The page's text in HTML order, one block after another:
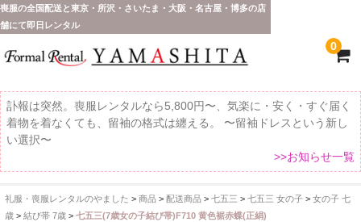
喪服の全国配送と東京・所沢・さいたま・大阪・名古屋・博多の店
舗にて即日レンタル
0
訃報は突然。喪服レンタルなら5,800円〜、気楽に・安く・すぐ届く
着物を着なくても、留袖の格式は纏える。 〜留袖ドレスという新し
い選択〜
>>お知らせ一覧
ホーム
礼服・喪服レンタルのやました > 商品> 配送商品> 七五三 > 七五三 女の子 > 女の子 七
歳> 結び帯 7歳> 七五三(7歳女の子結び帯)F710 黄色裾赤蝶(正絹)